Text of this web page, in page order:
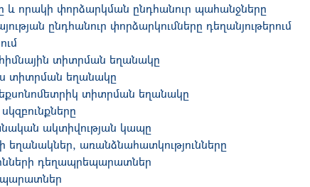
և որակի փորձարկման ընդհանուր պահանջները
ընդհանուր փորձարկումները դեղանյութերում
տիտրման եղանակը
տիտրման եղանակը
տիտրման եղանակը
ակտիվության կապը
եղանակներ, առանձնահատկությունները
դեղապրեպարատներ